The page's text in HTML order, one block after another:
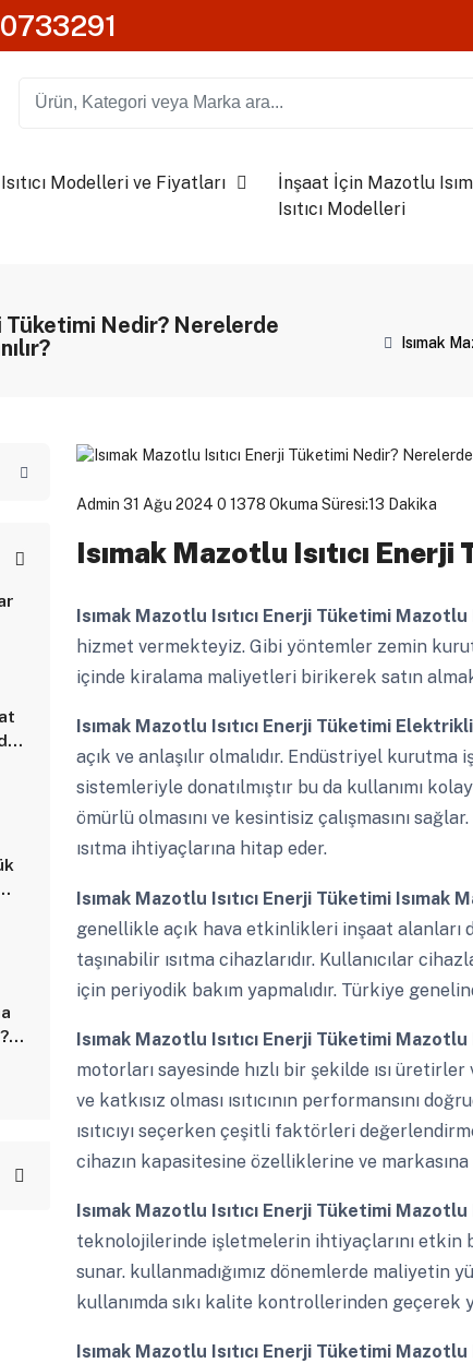
Modelleri ve Fiyatları
İnşaat İçin Mazotlu
Isıtıcı Modelleri
Tüketimi Nedir? Nerelerde
Isımak
Admin 31 Ağu 2024 0 1378 Okuma Süresi:13 Dakika
Isımak Mazotlu Isıtıcı Enerji
Isımak Mazotlu Isıtıcı Enerji Tüketimi Mazotlu
hizmet vermekteyiz. Gibi yöntemler zemin
içinde kiralama maliyetleri birikerek satın
Isımak Mazotlu Isıtıcı Enerji Tüketimi Elektrikli
açık ve anlaşılır olmalıdır. Endüstriyel
sistemleriyle donatılmıştır bu da kullanımı
ömürlü olmasını ve kesintisiz çalışmasını
ısıtma ihtiyaçlarına hitap eder.
Isımak Mazotlu Isıtıcı Enerji Tüketimi Isımak
genellikle açık hava etkinlikleri inşaat alanları
taşınabilir ısıtma cihazlarıdır. Kullanıcılar
için periyodik bakım yapmalıdır. Türkiye
Isımak Mazotlu Isıtıcı Enerji Tüketimi Mazotlu
motorları sayesinde hızlı bir şekilde ısı
ve katkısız olması ısıtıcının performansını
ısıtıcıyı seçerken çeşitli faktörleri
cihazın kapasitesine özelliklerine ve markasına
Isımak Mazotlu Isıtıcı Enerji Tüketimi Mazotlu
teknolojilerinde işletmelerin ihtiyaçlarını
sunar. kullanmadığımız dönemlerde maliyetin
kullanımda sıkı kalite kontrollerinden
Isımak Mazotlu Isıtıcı Enerji Tüketimi Mazotlu